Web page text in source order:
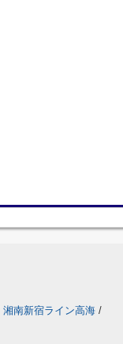
湘南新宿ライン高海 /